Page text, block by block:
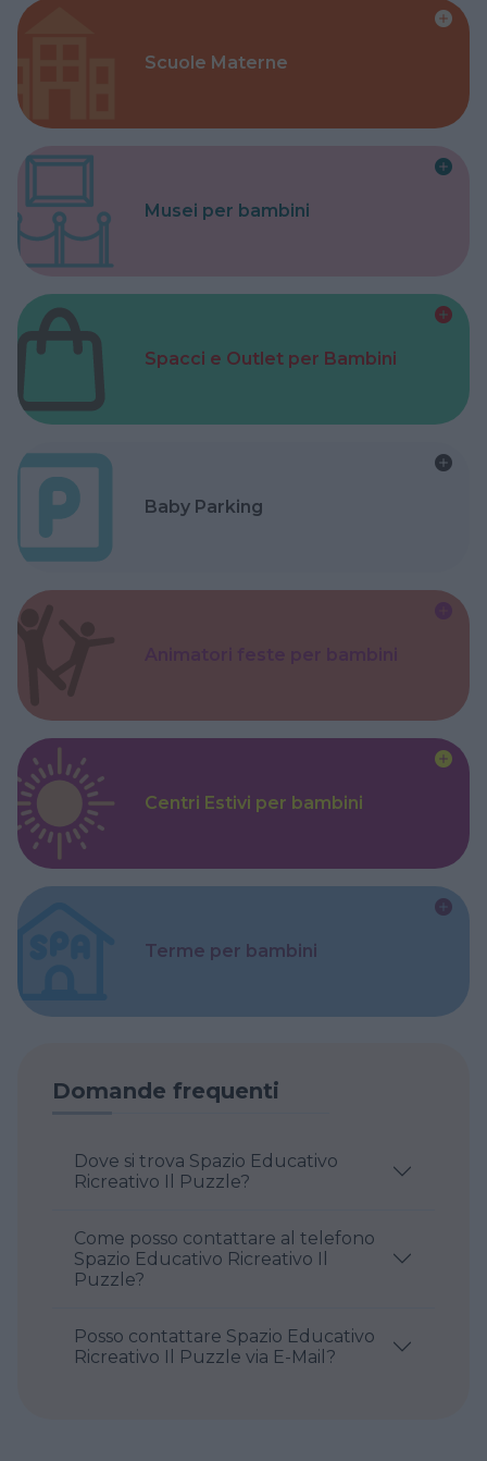
Scuole Materne
Musei per bambini
Spacci e Outlet per Bambini
Baby Parking
Centri Estivi per bambini
Terme per bambini
Domande frequenti
Dove si trova Spazio Educativo
Ricreativo Il Puzzle?
Come posso contattare al telefono
Spazio Educativo Ricreativo Il
Puzzle?
Posso contattare Spazio Educativo
Ricreativo Il Puzzle via E-Mail?